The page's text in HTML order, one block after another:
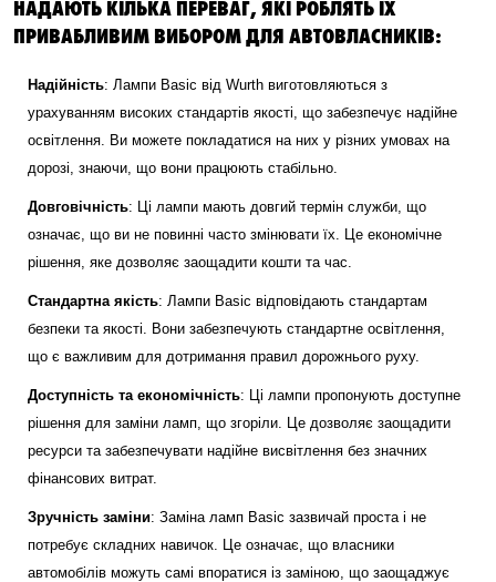
НАДАЮТЬ КІЛЬКА ПЕРЕВАГ, ЯКІ РОБЛЯТЬ ЇХ
ПРИВАБЛИВИМ ВИБОРОМ ДЛЯ АВТОВЛАСНИКІВ:
Надійність: Лампи Basic від Wurth виготовляються з
урахуванням високих стандартів якості, що забезпечує надійне
освітлення. Ви можете покладатися на них у різних умовах на
дорозі, знаючи, що вони працюють стабільно.
Довговічність: Ці лампи мають довгий термін служби, що
означає, що ви не повинні часто змінювати їх. Це економічне
рішення, яке дозволяє заощадити кошти та час.
Стандартна якість: Лампи Basic відповідають стандартам
безпеки та якості. Вони забезпечують стандартне освітлення,
що є важливим для дотримання правил дорожнього руху.
Доступність та економічність: Ці лампи пропонують доступне
рішення для заміни ламп, що згоріли. Це дозволяє заощадити
ресурси та забезпечувати надійне висвітлення без значних
фінансових витрат.
Зручність заміни: Заміна ламп Basic зазвичай проста і не
потребує складних навичок. Це означає, що власники
автомобілів можуть самі впоратися із заміною, що заощаджує